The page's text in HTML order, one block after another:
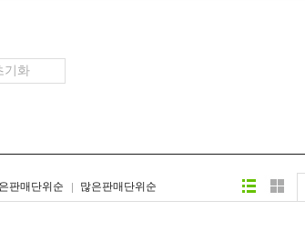
판매단위순 많은판매단위순